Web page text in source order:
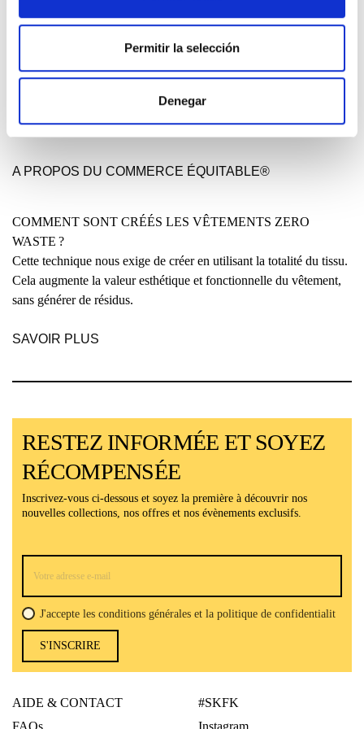
Permitir la selección
Denegar
LIRE
QUE SIGNIFIE FAIRTRADE®?
À chaque fois que nous achetons un produit biologique certifié
Commerce Équitable®, nous nous engageons au niveau social et
A PROPOS DU COMMERCE ÉQUITABLE®
COMMENT SONT CRÉÉS LES VÊTEMENTS ZERO
WASTE ?
Cette technique nous exige de créer en utilisant la totalité du tissu.
Cela augmente la valeur esthétique et fonctionnelle du vêtement,
sans générer de résidus.
SAVOIR PLUS
RESTEZ INFORMÉE ET SOYEZ
RÉCOMPENSÉE
Inscrivez-vous ci-dessous et soyez la première à découvrir nos
nouvelles collections, nos offres et nos évènements exclusifs.
J'accepte les conditions générales et la politique de confidentialit
S'INSCRIRE
AIDE & CONTACT
#SKFK